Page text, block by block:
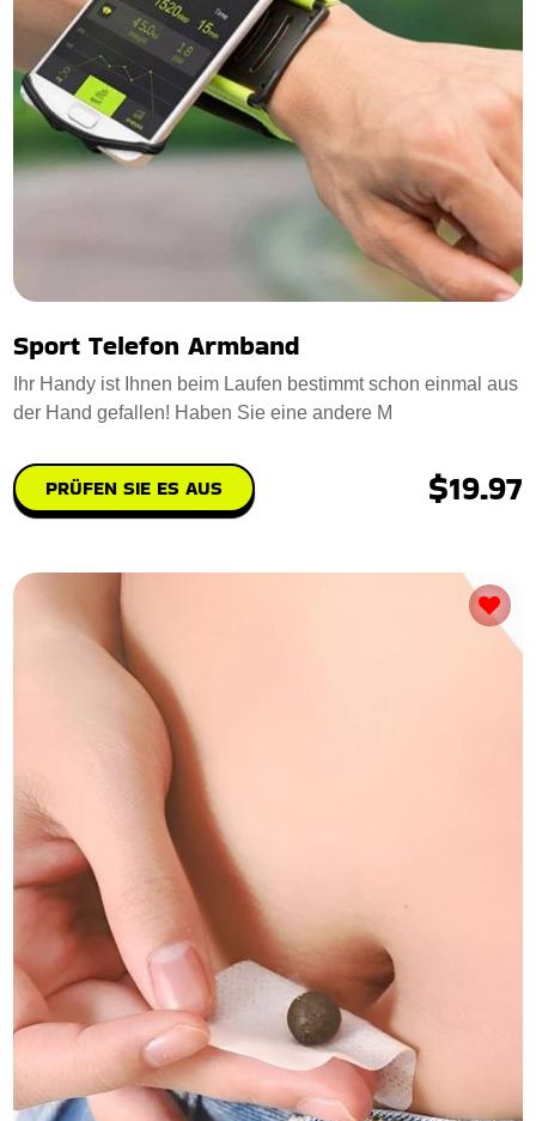
Sport Telefon Armband
Ihr Handy ist Ihnen beim Laufen bestimmt schon einmal aus
der Hand gefallen! Haben Sie eine andere M
PRÜFEN SIE ES AUS $19.97